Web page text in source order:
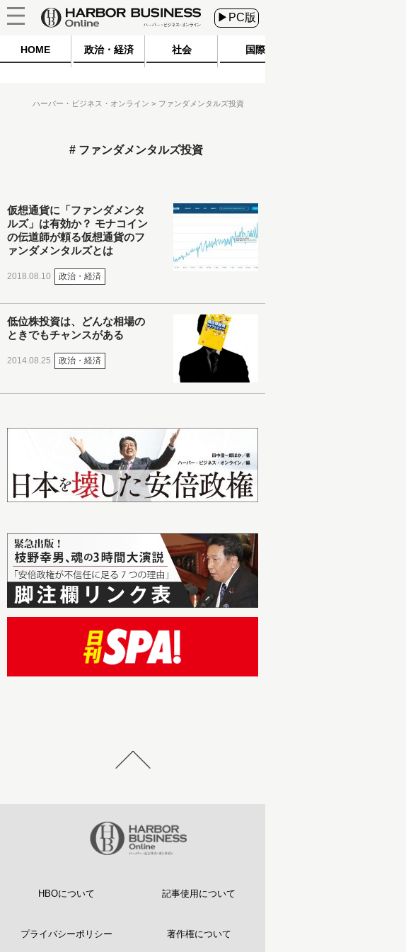
▶PC版
HOME 政治・経済 社会 国際
ハーバー・ビジネス・オンライン ファンダメンタルズ投資
ファンダメンタルズ投資
仮想通貨に「ファンダメンタ
ルズ」は有効か？ モナコイン
の伝道師が頼る仮想通貨のフ
ァンダメンタルズとは
2018.08.10 政治・経済
低位株投資は、どんな相場の
ときでもチャンスがある
2014.08.25 政治・経済
HBOについて 記事使用について
プライバシーポリシー 著作権について